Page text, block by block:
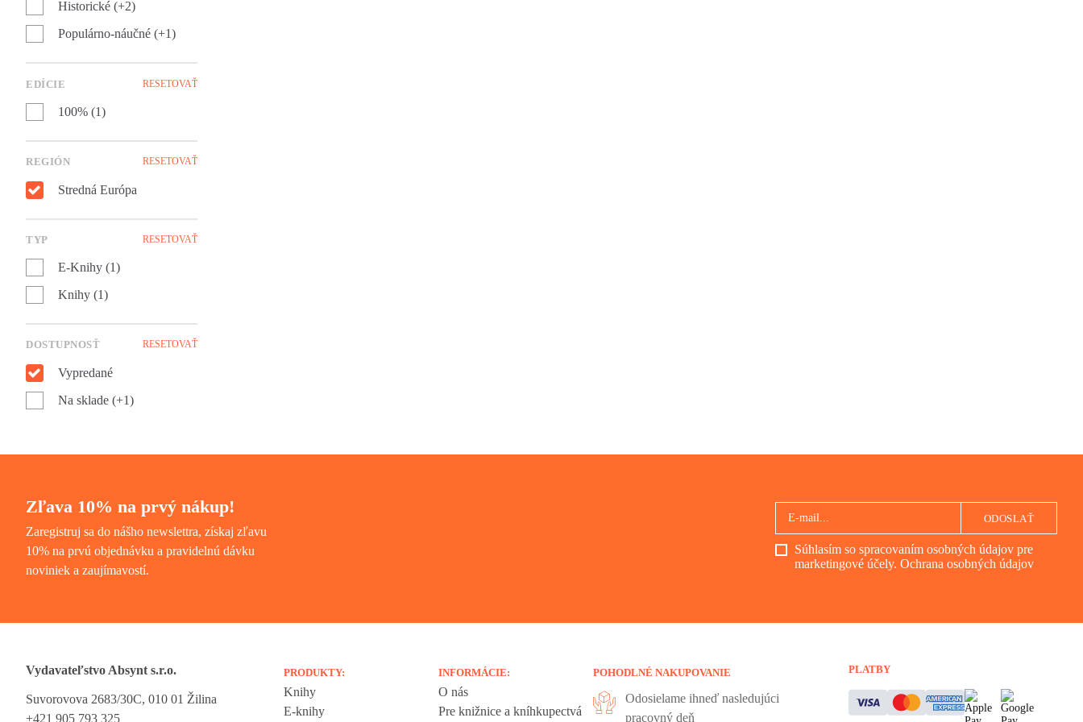
Historické (+2)
Populárno-náučné (+1)
EDÍCIE RESETOVAŤ
100% (1)
REGIÓN RESETOVAŤ
Stredná Európa
TYP RESETOVAŤ
E-Knihy (1)
Knihy (1)
DOSTUPNOSŤ RESETOVAŤ
Vypredané
Na sklade (+1)
Zľava 10% na prvý nákup!
Zaregistruj sa do nášho newslettra, získaj zľavu
10% na prvú objednávku a pravidelnú dávku
noviniek a zaujímavostí.
Súhlasím so spracovaním osobných údajov pre
marketingové účely. Ochrana osobných údajov
ODOSLAŤ
Vydavateľstvo Absynt s.r.o.
Suvorovova 2683/30C, 010 01 Žilina
+421 905 793 325
PRODUKTY:
Knihy
E-knihy
INFORMÁCIE:
O nás
Pre knižnice a kníhkupectvá
POHODLNÉ NAKUPOVANIE
Odosielame ihneď nasledujúci
pracovný deň
PLATBY
Vážime si vaše súkromie